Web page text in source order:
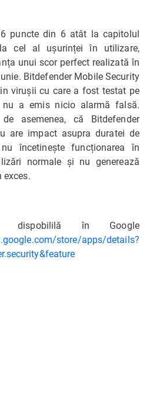
puncte din 6 atât la capitolul
cel al ușurinței în utilizare,
unui scor perfect realizată în
Bitdefender Mobile Security
virușii cu care a fost testat pe
a emis nicio alarmă falsă.
asemenea, că Bitdefender
are impact asupra duratei de
încetinește funcționarea în
normale și nu generează
exces.
dispobililă în Google
store/apps/details?